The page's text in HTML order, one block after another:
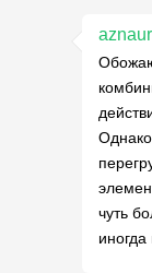
чуть